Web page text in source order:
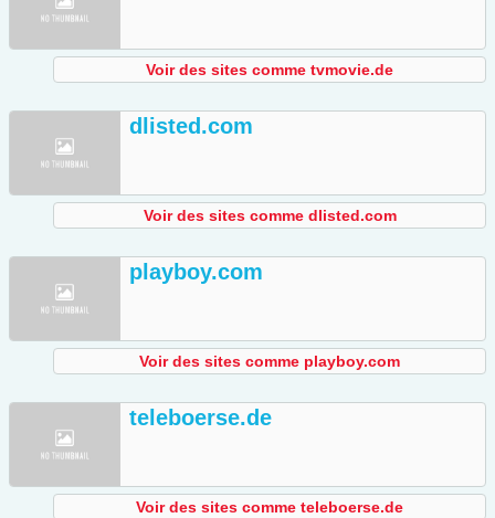
Voir des sites comme tvmovie.de
dlisted.com
Voir des sites comme dlisted.com
playboy.com
Voir des sites comme playboy.com
teleboerse.de
Voir des sites comme teleboerse.de